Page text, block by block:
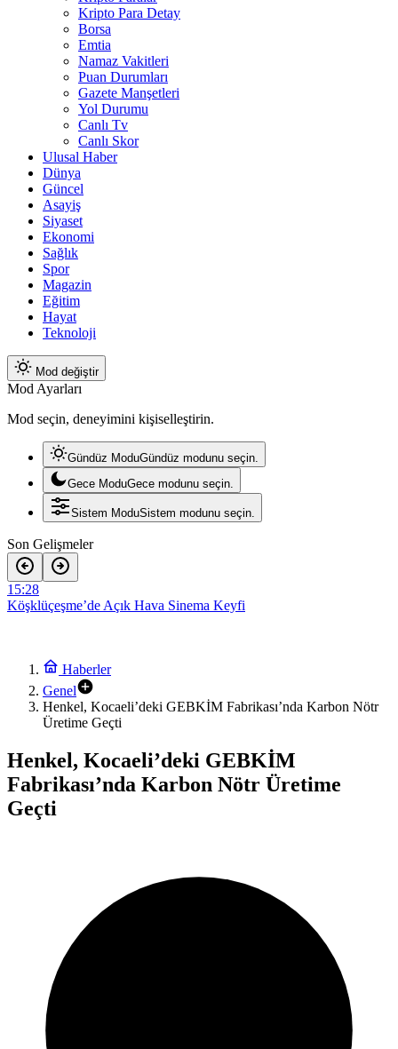
Kripto Para Detay
Borsa
Emtia
Namaz Vakitleri
Puan Durumları
Gazete Manşetleri
Yol Durumu
Canlı Tv
Canlı Skor
Ulusal Haber
Dünya
Güncel
Asayiş
Siyaset
Ekonomi
Sağlık
Spor
Magazin
Eğitim
Hayat
Teknoloji
Mod değiştir
Mod Ayarları
Mod seçin, deneyimini kişiselleştirin.
Gündüz ModuGündüz modunu seçin.
Gece ModuGece modunu seçin.
Sistem ModuSistem modunu seçin.
Son Gelişmeler
15:28
Köşklüçeşme’de Açık Hava Sinema Keyfi
12:11
12:30
Kentin gururu Kocaelispor meydana iniyor
15:31
Macera, doğa ve keşif aynı rotada buluştu
Köşklüçeşme’de Açık Hava Sinema Keyfi
Haberler
Genel
Henkel, Kocaeli’deki GEBKİM Fabrikası’nda Karbon Nötr
Üretime Geçti
Henkel, Kocaeli’deki GEBKİM
Fabrikası’nda Karbon Nötr Üretime
Geçti